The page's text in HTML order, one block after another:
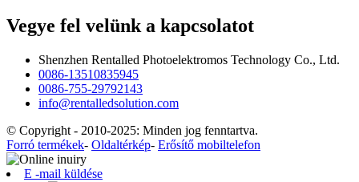
Vegye fel velünk a kapcsolatot
Shenzhen Rentalled Photoelektromos Technology Co., Ltd.
0086-13510835945
0086-755-29792143
info@rentalledsolution.com
© Copyright - 2010-2025: Minden jog fenntartva.
Forró termékek- Oldaltérkép- Erősítő mobiltelefon
E -mail küldése